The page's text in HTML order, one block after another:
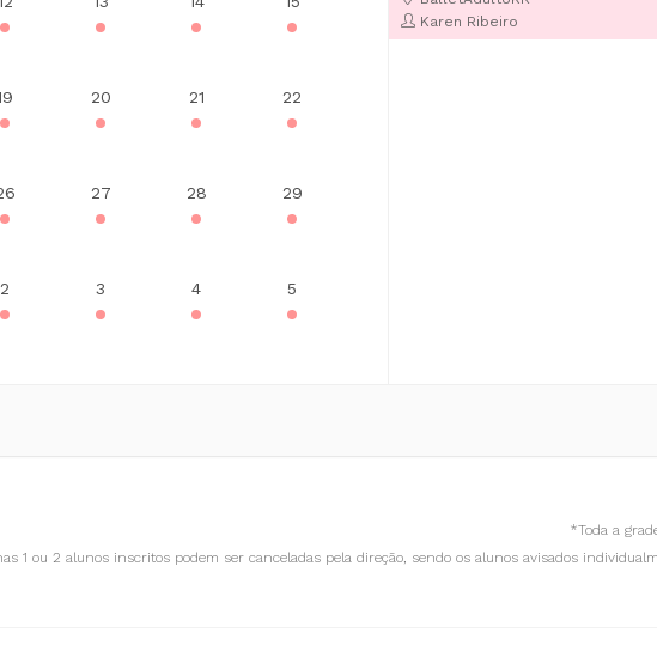
20 21 22
27 28 29
2 3 4 5
Karen Ribeiro
*Toda a
1 ou 2 alunos inscritos podem ser canceladas pela direção, sendo os alunos avisados